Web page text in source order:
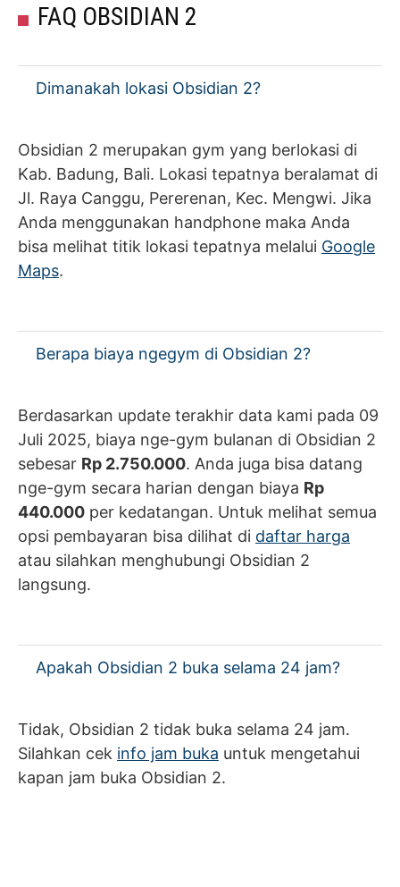
FAQ OBSIDIAN 2
Dimanakah lokasi Obsidian 2?
Obsidian 2 merupakan gym yang berlokasi di
Kab. Badung, Bali. Lokasi tepatnya beralamat di
Jl. Raya Canggu, Pererenan, Kec. Mengwi. Jika
Anda menggunakan handphone maka Anda
bisa melihat titik lokasi tepatnya melalui Google
Maps.
Berapa biaya ngegym di Obsidian 2?
Berdasarkan update terakhir data kami pada 09
Juli 2025, biaya nge-gym bulanan di Obsidian 2
sebesar Rp 2.750.000. Anda juga bisa datang
nge-gym secara harian dengan biaya Rp
440.000 per kedatangan. Untuk melihat semua
opsi pembayaran bisa dilihat di daftar harga
atau silahkan menghubungi Obsidian 2
langsung.
Apakah Obsidian 2 buka selama 24 jam?
Tidak, Obsidian 2 tidak buka selama 24 jam.
Silahkan cek info jam buka untuk mengetahui
kapan jam buka Obsidian 2.